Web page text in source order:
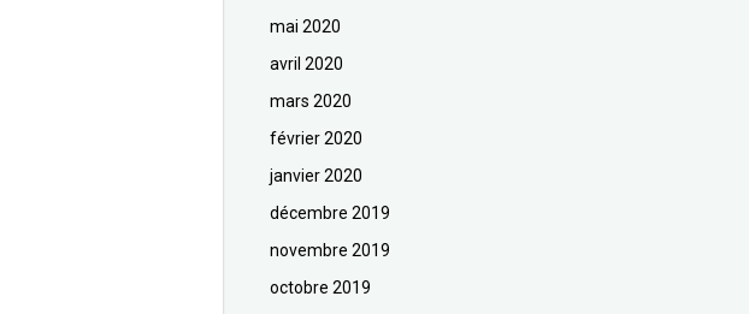
mai 2020
avril 2020
mars 2020
février 2020
janvier 2020
décembre 2019
novembre 2019
octobre 2019